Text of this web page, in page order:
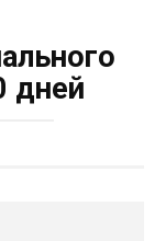
дней